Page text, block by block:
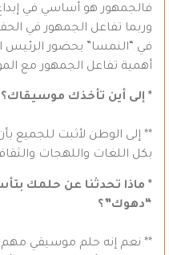
فالجمهور هو أساسي في
وربما تفاعل الجمهور في
في “النمسا” بحضور
أهمية تفاعل الجمهور مع
* إلى أين تأخذك موسيقاك؟
** إلى الوطن لأثبت للجميع
بكل اللغات واللهجات
* ماذا تحدثنا عن حلمك
“دهوك”؟
** نعم إنه حلم موسيقي مهم